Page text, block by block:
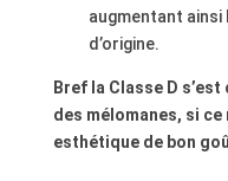
augmentant
d’origine.
Bref la Classe D
des mélomanes, si ce
esthétique de bon